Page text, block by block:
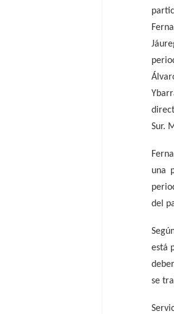
Sur.
una
del
está
se